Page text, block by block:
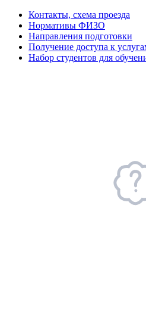
Контакты, схема проезда
Нормативы ФИЗО
Направления подготовки
Получение доступа к
Набор студентов для